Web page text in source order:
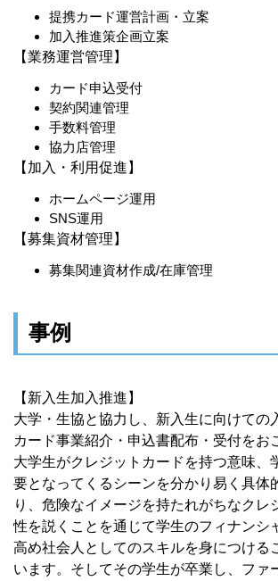
提携カード運営計画・立案
加入推進策企画立案
【業務運営管理】
カード申込受付
契約関連管理
手数料管理
協力店管理
【加入・利用促進】
ホームページ運用
SNS運用
【募集資材管理】
募集関連資材作成/在庫管理
事例
【新入生加入推進】
大学・生協と協力し、新入生に向けての
カード事業紹介・申込書配布・受付をお
大学生がクレジットカードを持つ意味、
要となってくるシーンを分かり易く具体
り、危険なイメージを持たれがちなクレ
性を説くことを通じて学生のフィナンシ
高め社会人としてのスキルを身につける
います。そしてその学生が卒業し、ファ